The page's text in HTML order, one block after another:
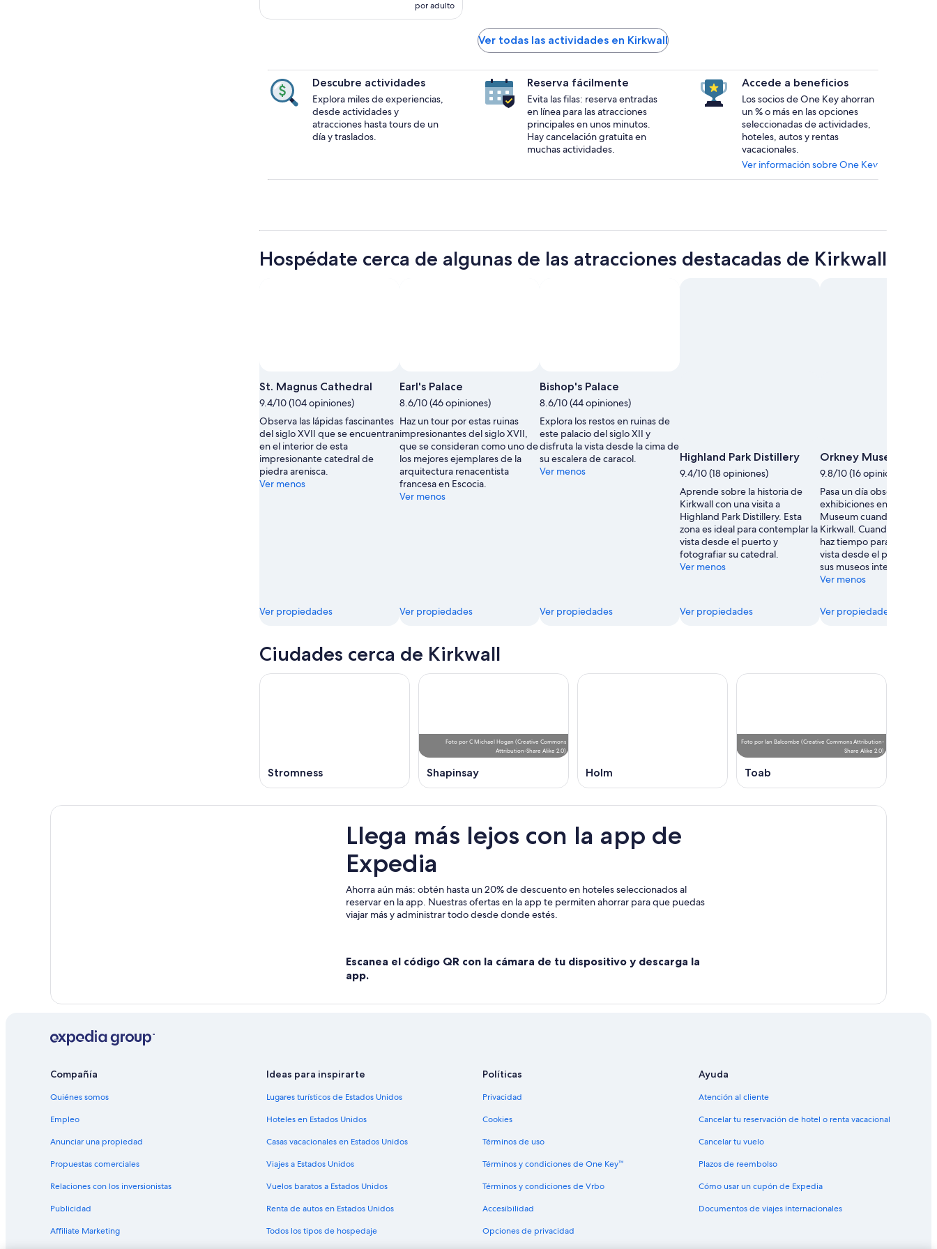
por adulto
Ver todas las actividades en Kirkwall
Descubre actividades
Explora miles de experiencias,
desde actividades y
atracciones hasta tours de un
día y traslados.
Reserva fácilmente
Evita las filas: reserva entradas
en línea para las atracciones
principales en unos minutos.
Hay cancelación gratuita en
muchas actividades.
Accede a beneficios
Los socios de One Key ahorran
un % o más en las opciones
seleccionadas de actividades,
hoteles, autos y rentas
vacacionales.
Ver información sobre One Key
Hospédate cerca de algunas de las atracciones destacadas de Kirkwall
St. Magnus Cathedral
9.4/10 (104 opiniones)
Observa las lápidas fascinantes
del siglo XVII que se encuentran
en el interior de esta
impresionante catedral de
piedra arenisca.
Ver menos
Ver propiedades
Earl's Palace
8.6/10 (46 opiniones)
Haz un tour por estas ruinas
impresionantes del siglo XVII,
que se consideran como uno de
los mejores ejemplares de la
arquitectura renacentista
francesa en Escocia.
Ver menos
Ver propiedades
Bishop's Palace
8.6/10 (44 opiniones)
Explora los restos en ruinas de
este palacio del siglo XII y
disfruta la vista desde la cima de
su escalera de caracol.
Ver menos
Ver propiedades
Highland Park Distillery
9.4/10 (18 opiniones)
Aprende sobre la historia de
Kirkwall con una visita a
Highland Park Distillery. Esta
zona es ideal para contemplar la
vista desde el puerto y
fotografiar su catedral.
Ver menos
Ver propiedades
Orkney Museum
9.8/10 (16 opiniones)
Pasa un día observando las
exhibiciones en Orkney
Museum cuando viajes a
Kirkwall. Cuando visites la
haz tiempo para
vista desde el puerto y
sus museos interesantes.
Ver menos
Ver propiedades
Ciudades cerca de Kirkwall
Stromness
Foto por C Michael Hogan (Creative Commons
Attribution-Share Alike 2.0)
Shapinsay Holm
Foto por Ian Balcombe (Creative Commons Attribution-
Share Alike 2.0)
Toab
Llega más lejos con la app de
Expedia
Ahorra aún más: obtén hasta un 20% de descuento en hoteles seleccionados al
reservar en la app. Nuestras ofertas en la app te permiten ahorrar para que puedas
viajar más y administrar todo desde donde estés.
Escanea el código QR con la cámara de tu dispositivo y descarga la
app.
Compañía
Quiénes somos
Empleo
Anunciar una propiedad
Propuestas comerciales
Relaciones con los inversionistas
Publicidad
Affiliate Marketing
Ideas para inspirarte
Lugares turísticos de Estados Unidos
Hoteles en Estados Unidos
Casas vacacionales en Estados Unidos
Viajes a Estados Unidos
Vuelos baratos a Estados Unidos
Renta de autos en Estados Unidos
Todos los tipos de hospedaje
Políticas
Privacidad
Cookies
Términos de uso
Términos y condiciones de One Key™
Términos y condiciones de Vrbo
Accesibilidad
Opciones de privacidad
Ayuda
Atención al cliente
Cancelar tu reservación de hotel o renta vacacional
Cancelar tu vuelo
Plazos de reembolso
Cómo usar un cupón de Expedia
Documentos de viajes internacionales